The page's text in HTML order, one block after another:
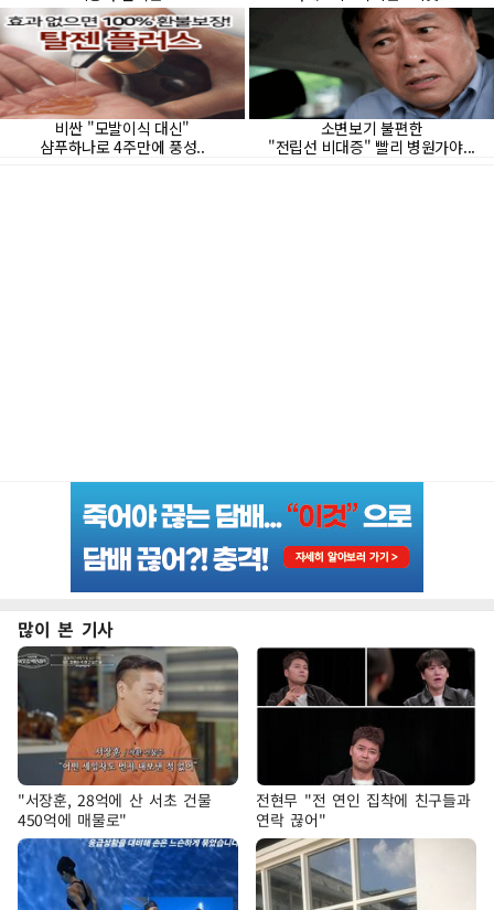
많이 본 기사
"서장훈, 28억에 산 서초 건물
450억에 매물로"
전현무 "전 연인 집착에 친구들과
연락 끊어"